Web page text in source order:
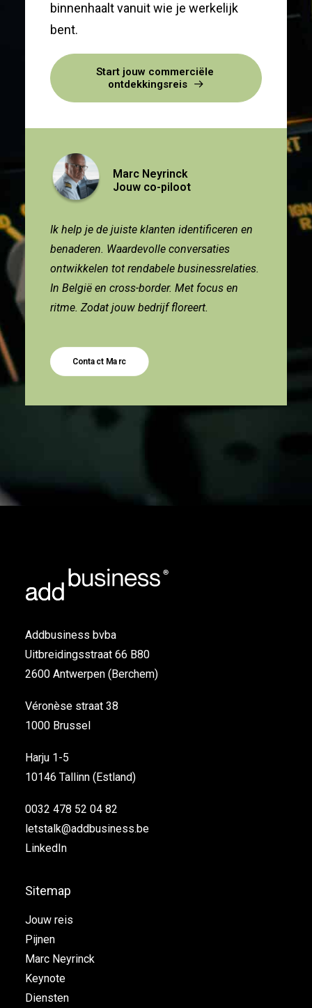
binnenhaalt vanuit wie je werkelijk
bent.
Start jouw commerciële
ontdekkingsreis
Marc Neyrinck
Jouw co-piloot
Ik help je de juiste klanten identificeren en
benaderen. Waardevolle conversaties
ontwikkelen tot rendabele businessrelaties.
In België en cross-border. Met focus en
ritme. Zodat jouw bedrijf floreert.
Contact Marc
Addbusiness bvba
Uitbreidingsstraat 66 B80
2600 Antwerpen (Berchem)
Véronèse straat 38
1000 Brussel
Harju 1-5
10146 Tallinn (Estland)
0032 478 52 04 82
letstalk@addbusiness.be
LinkedIn
Sitemap
Jouw reis
Pijnen
Marc Neyrinck
Keynote
Diensten